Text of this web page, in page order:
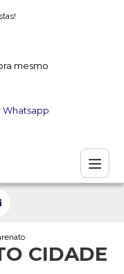
mesmo
Whatsapp
cidade lider
CIDADE